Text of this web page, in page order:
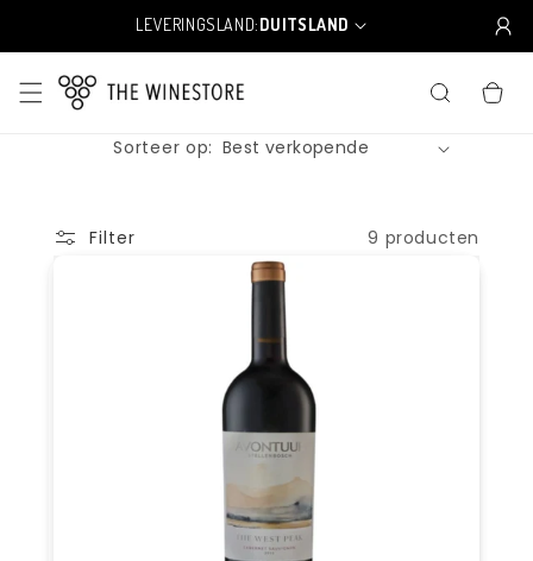
content
LEVERINGSLAND:
L
a
n
d
r
DUITSLAND
Sorteer op:
Filter 9 producten